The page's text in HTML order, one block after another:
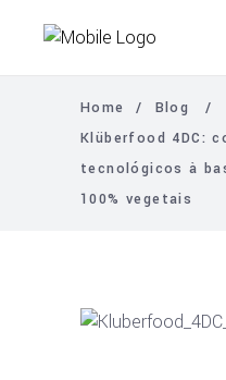
Home / Blog
/
Klüberfood 4DC:
tecnológicos à
100% vegetais